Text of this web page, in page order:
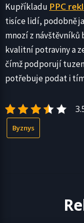
Kupříkladu PPC
tisíce lidí, podobně
mnozí z
kvalitní potraviny a
čímž podporují
potřebuje podat i
Byznys